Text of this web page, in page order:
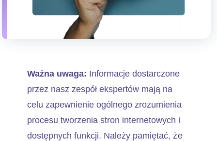
Ważna uwaga: Informacje dostarczone
przez nasz zespół ekspertów mają na
celu zapewnienie ogólnego zrozumienia
procesu tworzenia stron internetowych i
dostępnych funkcji. Należy pamiętać, że